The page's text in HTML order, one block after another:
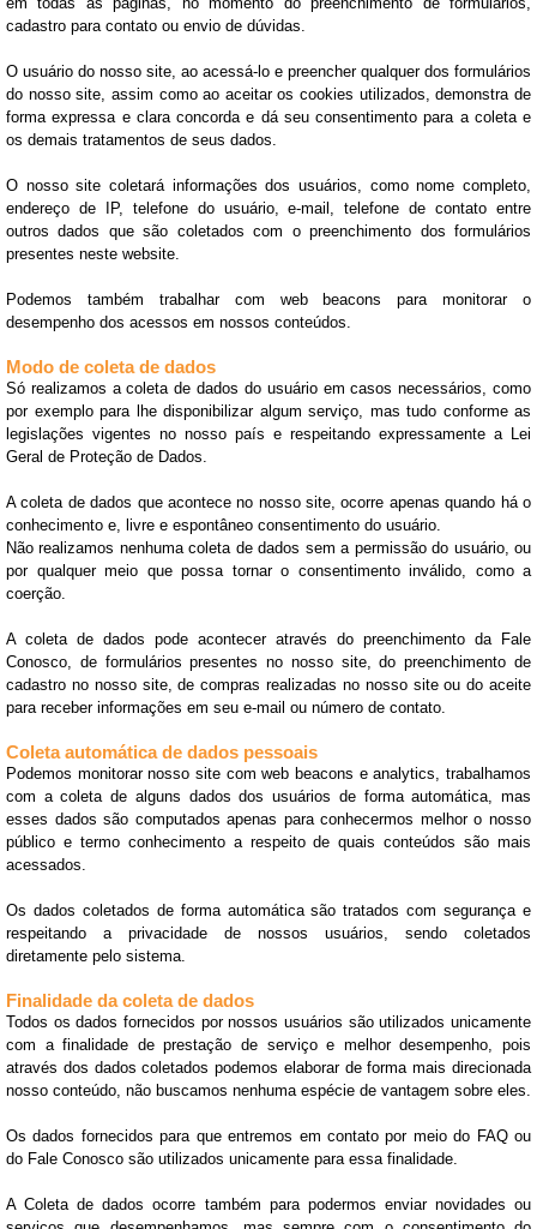
cadastro para contato ou envio de dúvidas.
O usuário do nosso site, ao acessá-lo e preencher qualquer dos formulários
do nosso site, assim como ao aceitar os cookies utilizados, demonstra de
forma expressa e clara concorda e dá seu consentimento para a coleta e
os demais tratamentos de seus dados.
O nosso site coletará informações dos usuários, como nome completo,
endereço de IP, telefone do usuário, e-mail, telefone de contato entre
outros dados que são coletados com o preenchimento dos formulários
presentes neste website.
Podemos também trabalhar com web beacons para monitorar o
desempenho dos acessos em nossos conteúdos.
Modo de coleta de dados
Só realizamos a coleta de dados do usuário em casos necessários, como
por exemplo para lhe disponibilizar algum serviço, mas tudo conforme as
legislações vigentes no nosso país e respeitando expressamente a Lei
Geral de Proteção de Dados.
A coleta de dados que acontece no nosso site, ocorre apenas quando há o
conhecimento e, livre e espontâneo consentimento do usuário.
Não realizamos nenhuma coleta de dados sem a permissão do usuário, ou
por qualquer meio que possa tornar o consentimento inválido, como a
coerção.
A coleta de dados pode acontecer através do preenchimento da Fale
Conosco, de formulários presentes no nosso site, do preenchimento de
cadastro no nosso site, de compras realizadas no nosso site ou do aceite
para receber informações em seu e-mail ou número de contato.
Coleta automática de dados pessoais
Podemos monitorar nosso site com web beacons e analytics, trabalhamos
com a coleta de alguns dados dos usuários de forma automática, mas
esses dados são computados apenas para conhecermos melhor o nosso
público e termo conhecimento a respeito de quais conteúdos são mais
acessados.
Os dados coletados de forma automática são tratados com segurança e
respeitando a privacidade de nossos usuários, sendo coletados
diretamente pelo sistema.
Finalidade da coleta de dados
Todos os dados fornecidos por nossos usuários são utilizados unicamente
com a finalidade de prestação de serviço e melhor desempenho, pois
através dos dados coletados podemos elaborar de forma mais direcionada
nosso conteúdo, não buscamos nenhuma espécie de vantagem sobre eles.
Os dados fornecidos para que entremos em contato por meio do FAQ ou
do Fale Conosco são utilizados unicamente para essa finalidade.
A Coleta de dados ocorre também para podermos enviar novidades ou